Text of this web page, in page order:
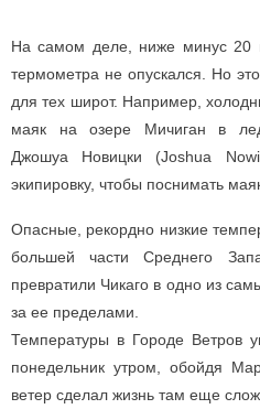
На самом деле, ниже минус 20
термометра не опускался. Но
для тех широт. Например,
маяк на озере Мичиган в
Джошуа Новицки (Joshua
экипировку, чтобы поснимать
Опасные, рекордно низкие
большей части Среднего
превратили Чикаго в одно из
за ее пределами.
Температуры в Городе Ветров
понедельник утром, обойдя
ветер сделал жизнь там еще